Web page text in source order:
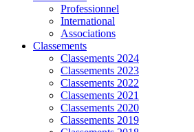
Professionnel
International
Associations
Classements
Classements 2024
Classements 2023
Classements 2022
Classements 2021
Classements 2020
Classements 2019